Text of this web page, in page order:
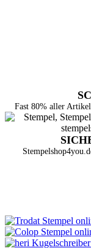
Fast 80% aller